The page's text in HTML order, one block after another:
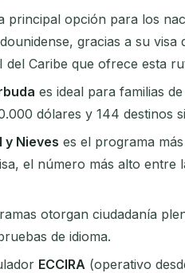
principal opción para los
gracias a su
del Caribe que ofrece esta
es ideal para familias
dólares y 144 destinos
y Nieves es el programa
el número más alto entre
otorgan ciudadanía
de idioma.
ECCIRA (operativo